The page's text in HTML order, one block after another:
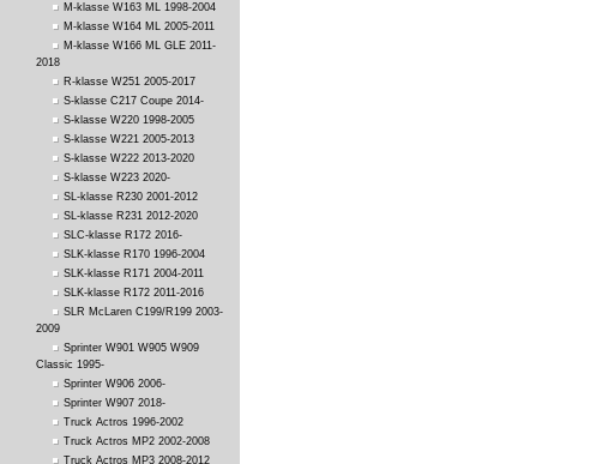
M-klasse W163 ML 1998-2004
M-klasse W164 ML 2005-2011
M-klasse W166 ML GLE 2011-
2018
R-klasse W251 2005-2017
S-klasse C217 Coupe 2014-
S-klasse W220 1998-2005
S-klasse W221 2005-2013
S-klasse W222 2013-2020
S-klasse W223 2020-
SL-klasse R230 2001-2012
SL-klasse R231 2012-2020
SLC-klasse R172 2016-
SLK-klasse R170 1996-2004
SLK-klasse R171 2004-2011
SLK-klasse R172 2011-2016
SLR McLaren C199/R199 2003-
2009
Sprinter W901 W905 W909
Classic 1995-
Sprinter W906 2006-
Sprinter W907 2018-
Truck Actros 1996-2002
Truck Actros MP2 2002-2008
Truck Actros MP3 2008-2012